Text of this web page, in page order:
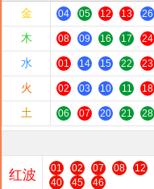
金
04 05 12 13 26
木 08 09 16 17 24
水 01 14 15 22 23
火 02 03 10 11 18
土 06 07 20 21 28
红波 01 02 07 08 12
40
45 46